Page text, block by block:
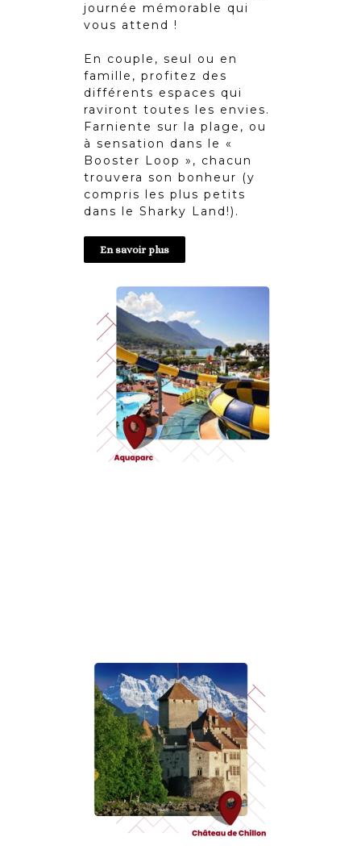
journée mémorable qui
vous attend !
En couple, seul ou en
famille, profitez des
différents espaces qui
raviront toutes les envies.
Farniente sur la plage, ou
à sensation dans le «
Booster Loop », chacun
trouvera son bonheur (y
compris les plus petits
dans le Sharky Land!).
En savoir plus